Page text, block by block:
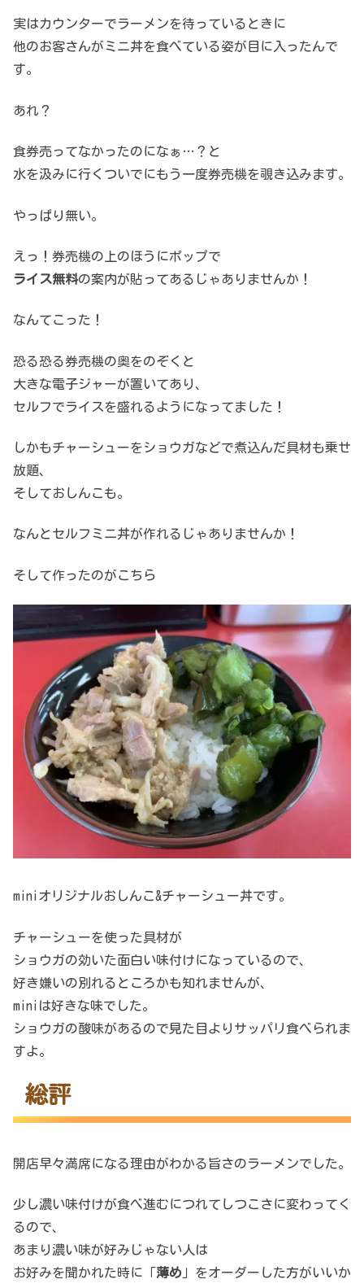
実はカウンターでラーメンを待っているときに
他のお客さんがミニ丼を食べている姿が目に入ったんで
す。
あれ？
食券売ってなかったのになぁ…？と
水を汲みに行くついでにもう一度券売機を覗き込みます。
やっぱり無い。
えっ！券売機の上のほうにポップで
ライス無料の案内が貼ってあるじゃありませんか！
なんてこった！
恐る恐る券売機の奥をのぞくと
大きな電子ジャーが置いてあり、
セルフでライスを盛れるようになってました！
しかもチャーシューをショウガなどで煮込んだ具材も乗せ
放題、
そしておしんこも。
なんとセルフミニ丼が作れるじゃありませんか！
そして作ったのがこちら
miniオリジナルおしんこ&チャーシュー丼です。
チャーシューを使った具材が
ショウガの効いた面白い味付けになっているので、
好き嫌いの別れるところかも知れませんが、
miniは好きな味でした。
ショウガの酸味があるので見た目よりサッパリ食べられま
すよ。
総評
開店早々満席になる理由がわかる旨さのラーメンでした。
少し濃い味付けが食べ進むにつれてしつこさに変わってく
るので、
あまり濃い味が好みじゃない人は
お好みを聞かれた時に「薄め 」をオーダーした方がいいか